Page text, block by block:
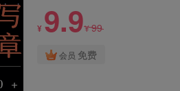
¥ 9.9¥99
会员 免费